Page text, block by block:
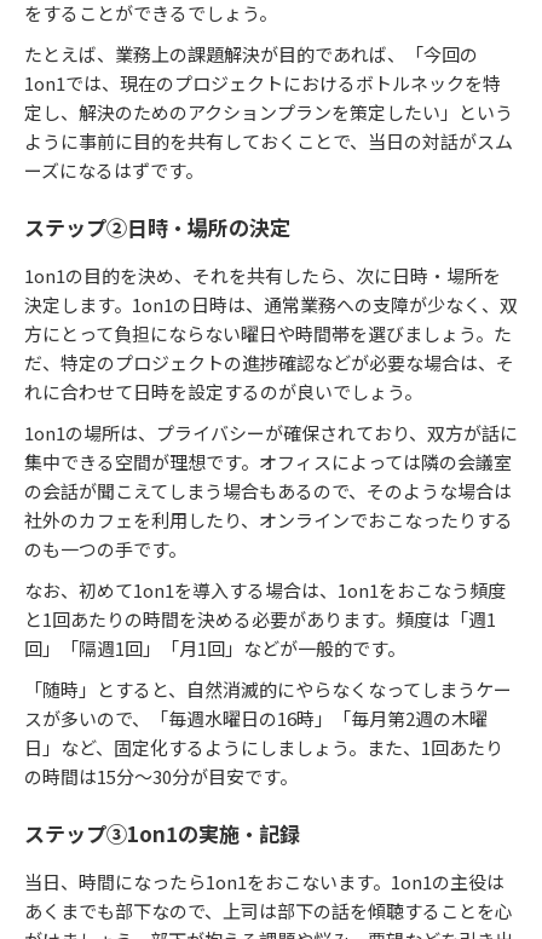
をすることができるでしょう。
たとえば、業務上の課題解決が目的であれば、「今回の
1on1では、現在のプロジェクトにおけるボトルネックを特
定し、解決のためのアクションプランを策定したい」という
ように事前に目的を共有しておくことで、当日の対話がスム
ーズになるはずです。
ステップ②日時・場所の決定
1on1の目的を決め、それを共有したら、次に日時・場所を
決定します。1on1の日時は、通常業務への支障が少なく、双
方にとって負担にならない曜日や時間帯を選びましょう。た
だ、特定のプロジェクトの進捗確認などが必要な場合は、そ
れに合わせて日時を設定するのが良いでしょう。
1on1の場所は、プライバシーが確保されており、双方が話に
集中できる空間が理想です。オフィスによっては隣の会議室
の会話が聞こえてしまう場合もあるので、そのような場合は
社外のカフェを利用したり、オンラインでおこなったりする
のも一つの手です。
なお、初めて1on1を導入する場合は、1on1をおこなう頻度
と1回あたりの時間を決める必要があります。頻度は「週1
回」「隔週1回」「月1回」などが一般的です。
「随時」とすると、自然消滅的にやらなくなってしまうケー
スが多いので、「毎週水曜日の16時」「毎月第2週の木曜
日」など、固定化するようにしましょう。また、1回あたり
の時間は15分～30分が目安です。
ステップ③1on1の実施・記録
当日、時間になったら1on1をおこないます。1on1の主役は
あくまでも部下なので、上司は部下の話を傾聴することを心